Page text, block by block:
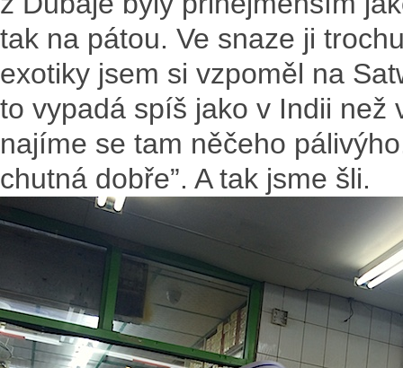
tak na pátou. Ve snaze ji
exotiky jsem si vzpoměl na
to vypadá spíš jako v Indii než
najíme se tam něčeho
chutná dobře”. A tak jsme šli.